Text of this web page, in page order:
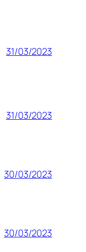
31/03/2023
31/03/2023
30/03/2023
30/03/2023